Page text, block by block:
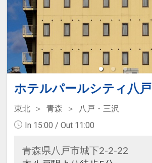
ホテルパールシティ八戸
東北 青森
八戸・三沢
In 15:00 / Out 11:00
青森県八戸市城下2-2-22